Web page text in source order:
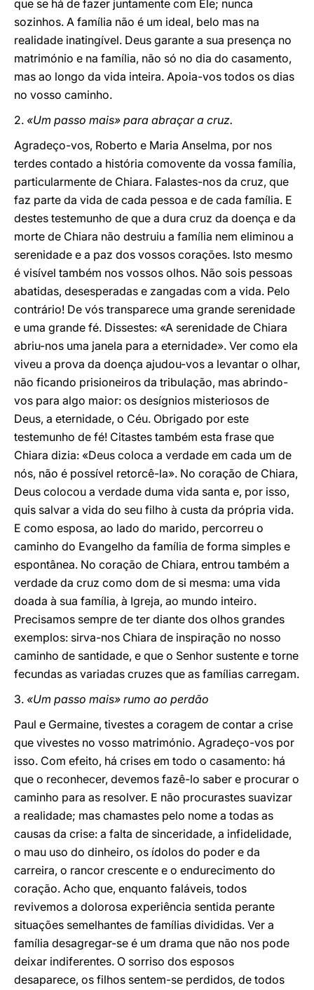
que se há de fazer juntamente com Ele; nunca
sozinhos. A família não é um ideal, belo mas na
realidade inatingível. Deus garante a sua presença no
matrimónio e na família, não só no dia do casamento,
mas ao longo da vida inteira. Apoia-vos todos os dias
no vosso caminho.
2. «Um passo mais» para abraçar a cruz.
Agradeço-vos, Roberto e Maria Anselma, por nos
terdes contado a história comovente da vossa família,
particularmente de Chiara. Falastes-nos da cruz, que
faz parte da vida de cada pessoa e de cada família. E
destes testemunho de que a dura cruz da doença e da
morte de Chiara não destruiu a família nem eliminou a
serenidade e a paz dos vossos corações. Isto mesmo
é visível também nos vossos olhos. Não sois pessoas
abatidas, desesperadas e zangadas com a vida. Pelo
contrário! De vós transparece uma grande serenidade
e uma grande fé. Dissestes: «A serenidade de Chiara
abriu-nos uma janela para a eternidade». Ver como ela
viveu a prova da doença ajudou-vos a levantar o olhar,
não ficando prisioneiros da tribulação, mas abrindo-
vos para algo maior: os desígnios misteriosos de
Deus, a eternidade, o Céu. Obrigado por este
testemunho de fé! Citastes também esta frase que
Chiara dizia: «Deus coloca a verdade em cada um de
nós, não é possível retorcê-la». No coração de Chiara,
Deus colocou a verdade duma vida santa e, por isso,
quis salvar a vida do seu filho à custa da própria vida.
E como esposa, ao lado do marido, percorreu o
caminho do Evangelho da família de forma simples e
espontânea. No coração de Chiara, entrou também a
verdade da cruz como dom de si mesma: uma vida
doada à sua família, à Igreja, ao mundo inteiro.
Precisamos sempre de ter diante dos olhos grandes
exemplos: sirva-nos Chiara de inspiração no nosso
caminho de santidade, e que o Senhor sustente e torne
fecundas as variadas cruzes que as famílias carregam.
3. «Um passo mais» rumo ao perdão
Paul e Germaine, tivestes a coragem de contar a crise
que vivestes no vosso matrimónio. Agradeço-vos por
isso. Com efeito, há crises em todo o casamento: há
que o reconhecer, devemos fazê-lo saber e procurar o
caminho para as resolver. E não procurastes suavizar
a realidade; mas chamastes pelo nome a todas as
causas da crise: a falta de sinceridade, a infidelidade,
o mau uso do dinheiro, os ídolos do poder e da
carreira, o rancor crescente e o endurecimento do
coração. Acho que, enquanto faláveis, todos
revivemos a dolorosa experiência sentida perante
situações semelhantes de famílias divididas. Ver a
família desagregar-se é um drama que não nos pode
deixar indiferentes. O sorriso dos esposos
desaparece, os filhos sentem-se perdidos, de todos